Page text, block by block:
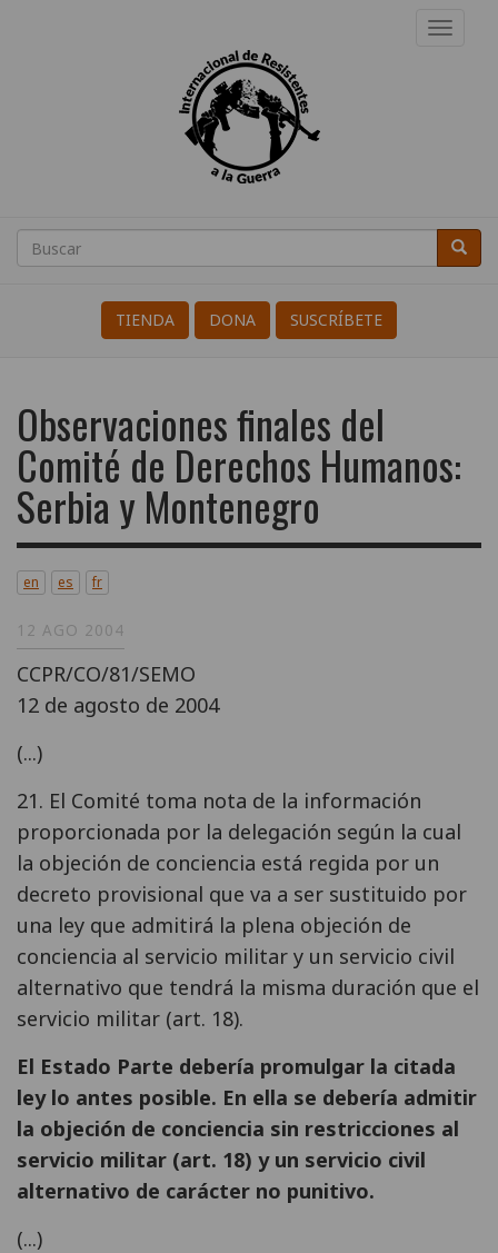
de
Resistentes
Guerra
Search
Buscar
TIENDA DONA SUSCRÍBETE
Observaciones finales del
Comité de Derechos Humanos:
Serbia y Montenegro
en es fr
12 AGO 2004
CCPR/CO/81/SEMO
12 de agosto de 2004
(...)
21. El Comité toma nota de la información
proporcionada por la delegación según la cual
la objeción de conciencia está regida por un
decreto provisional que va a ser sustituido por
una ley que admitirá la plena objeción de
conciencia al servicio militar y un servicio civil
alternativo que tendrá la misma duración que el
servicio militar (art. 18).
El Estado Parte debería promulgar la citada
ley lo antes posible. En ella se debería admitir
la objeción de conciencia sin restricciones al
servicio militar (art. 18) y un servicio civil
alternativo de carácter no punitivo.
(...)